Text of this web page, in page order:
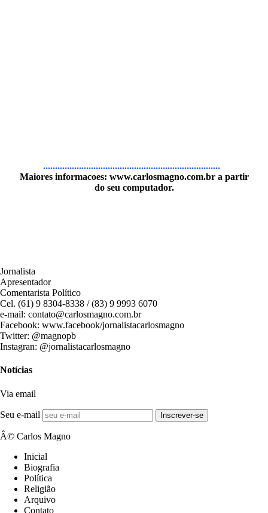
..........................................................................
Maiores informacoes: www.carlosmagno.com.bra partir
do seu computador.
Jornalista
Apresentador
Comentarista Político
Cel. (61) 9 8304-8338 / (83) 9 9993 6070
e-mail: contato@carlosmagno.com.br
Facebook: www.facebook/jornalistacarlosmagno
Twitter: @magnopb
Instagran: @jornalistacarlosmagno
Notícias
Via email
Seu e-mail Inscrever-se
Â© Carlos Magno
Inicial
Biografia
Política
Religião
Arquivo
Contato